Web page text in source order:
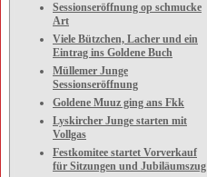
Sessionseröffnung op schmucke
Art
Viele Bützchen, Lacher und ein
Eintrag ins Goldene Buch
Müllemer Junge
Sessionseröffnung
Goldene Muuz ging ans Fkk
Lyskircher Junge starten mit
Vollgas
Festkomitee startet Vorverkauf
für Sitzungen und Jubiläumszug